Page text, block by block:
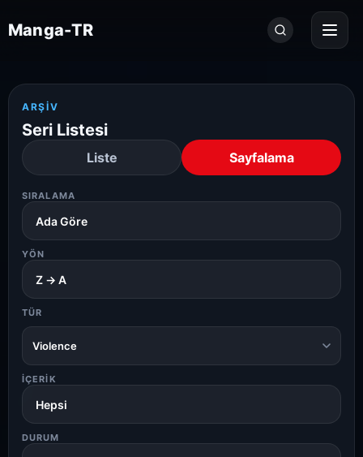
Manga-TR
Seri
ara...
ARŞIV
Seri Listesi
Liste Sayfalama
SIRALAMA
YÖN
TÜR
Violence
İÇERIK
DURUM